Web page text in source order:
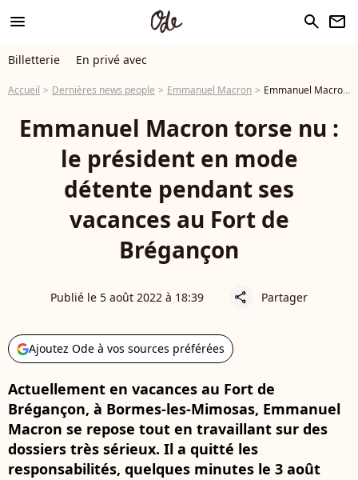
menu search newsletter
Billetterie En privé avec
Accueil Dernières news people Emmanuel Macron Emmanuel Macron torse nu : le président en mode détente pendant ses vacances au Fort de Brégançon
Emmanuel Macron torse nu :
le président en mode
détente pendant ses
vacances au Fort de
Brégançon
Publié le 5 août 2022 à 18:39 share Partager
Ajoutez Ode à vos sources préférées
Actuellement en vacances au Fort de
Brégançon, à Bormes-les-Mimosas, Emmanuel
Macron se repose tout en travaillant sur des
dossiers très sérieux. Il a quitté les
responsabilités, quelques minutes le 3 août